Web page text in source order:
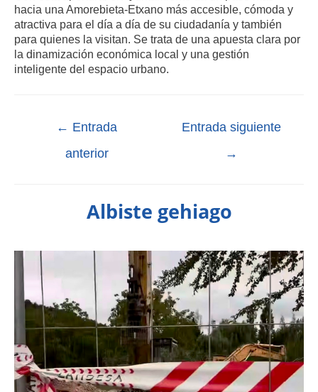
hacia una Amorebieta-Etxano más accesible, cómoda y
atractiva para el día a día de su ciudadanía y también
para quienes la visitan. Se trata de una apuesta clara por
la dinamización económica local y una gestión
inteligente del espacio urbano.
← Entrada
anterior
Entrada siguiente
→
Albiste gehiago